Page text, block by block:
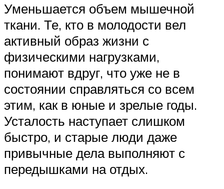
Уменьшается объем мышечной
ткани. Те, кто в молодости вел
активный образ жизни с
физическими нагрузками,
понимают вдруг, что уже не в
состоянии справляться со всем
этим, как в юные и зрелые годы.
Усталость наступает слишком
быстро, и старые люди даже
привычные дела выполняют с
передышками на отдых.